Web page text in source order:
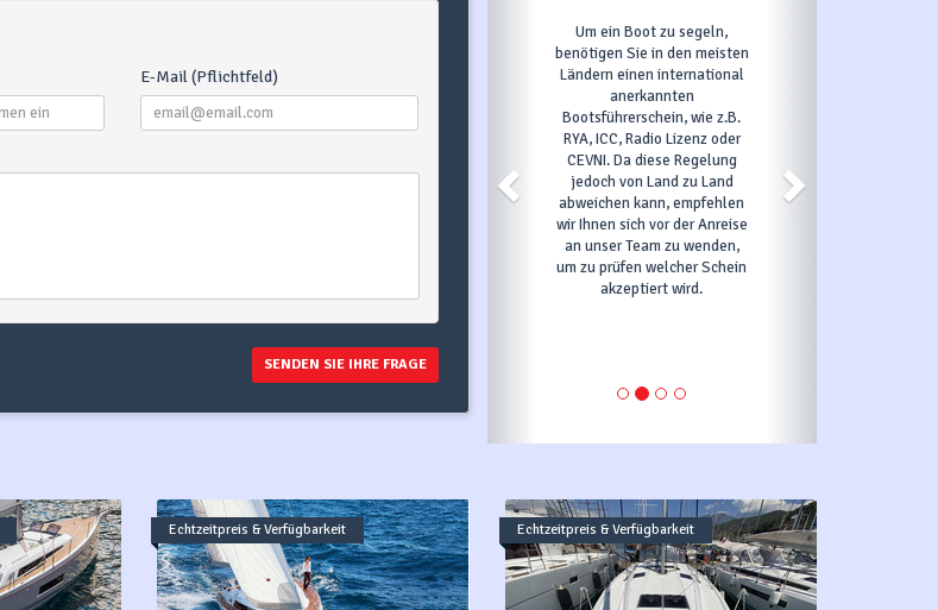
E-Mail (Pflichtfeld)
SENDEN SIE IHRE FRAGE
Um ein Boot zu segeln,
benötigen Sie in den meisten
Ländern einen international
anerkannten
Bootsführerschein, wie z.B.
RYA, ICC, Radio Lizenz oder
CEVNI. Da diese Regelung
jedoch von Land zu Land
abweichen kann, empfehlen
wir Ihnen sich vor der Anreise
an unser Team zu wenden,
um zu prüfen welcher Schein
akzeptiert wird.
Echtzeitpreis & Verfügbarkeit Echtzeitpreis & Verfügbarkeit